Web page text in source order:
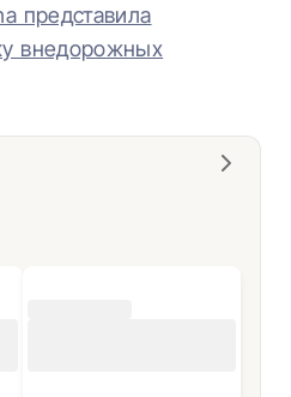
представила
внедорожных